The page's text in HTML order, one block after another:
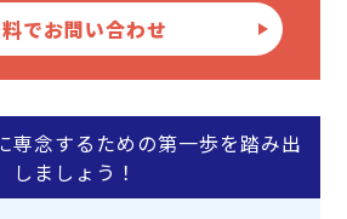
でお問い合わせ
専念するための第一歩を踏み出
しましょう！